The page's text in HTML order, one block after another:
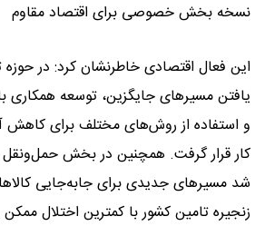
نسخه بخش خصوصی برای اقتصاد مقاوم
این فعال اقتصادی خاطرنشان کرد: در حوزه
یافتن مسیرهای جایگزین، توسعه همکاری
و استفاده از روش‌های مختلف برای کاهش
کار قرار گرفت. همچنین در بخش
شد مسیرهای جدیدی برای جابه‌جایی
زنجیره تامین کشور با کمترین اختلال